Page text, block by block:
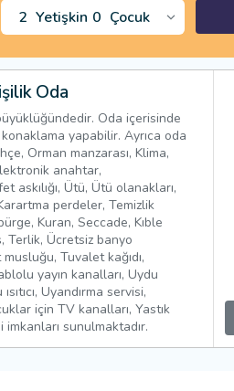
2 Yetişkin 0 Çocuk
Oda
Oda içerisinde
yapabilir. Ayrıca oda
Orman manzarası, Klima,
anahtar,
askılığı, Ütü, Ütü olanakları,
perdeler, Temizlik
Kuran, Seccade, Kıble
Terlik, Ücretsiz banyo
Tuvalet kağıdı,
yayın kanalları, Uydu
Uyandırma servisi,
için TV kanalları, Yastık
sunulmaktadır.